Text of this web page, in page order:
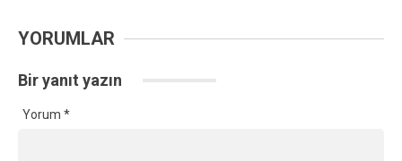
YORUMLAR
Bir yanıt yazın
Yorum *